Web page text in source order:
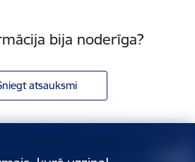
bija noderīga?
atsauksmi